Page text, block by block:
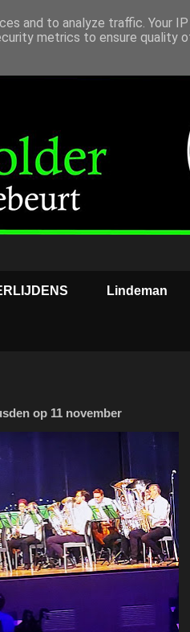
Lindeman
op 11 november
and to analyze traffic. Your
metrics to ensure quality